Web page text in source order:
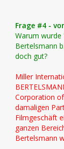
Frage #4 -
Warum
Bertelsmann
doch gut?
Miller
Corporation
damaligen
Filmgeschäft
ganzen
Bertelsmann